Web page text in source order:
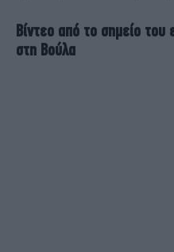
Βίντεο από το σημείο
στη Βούλα